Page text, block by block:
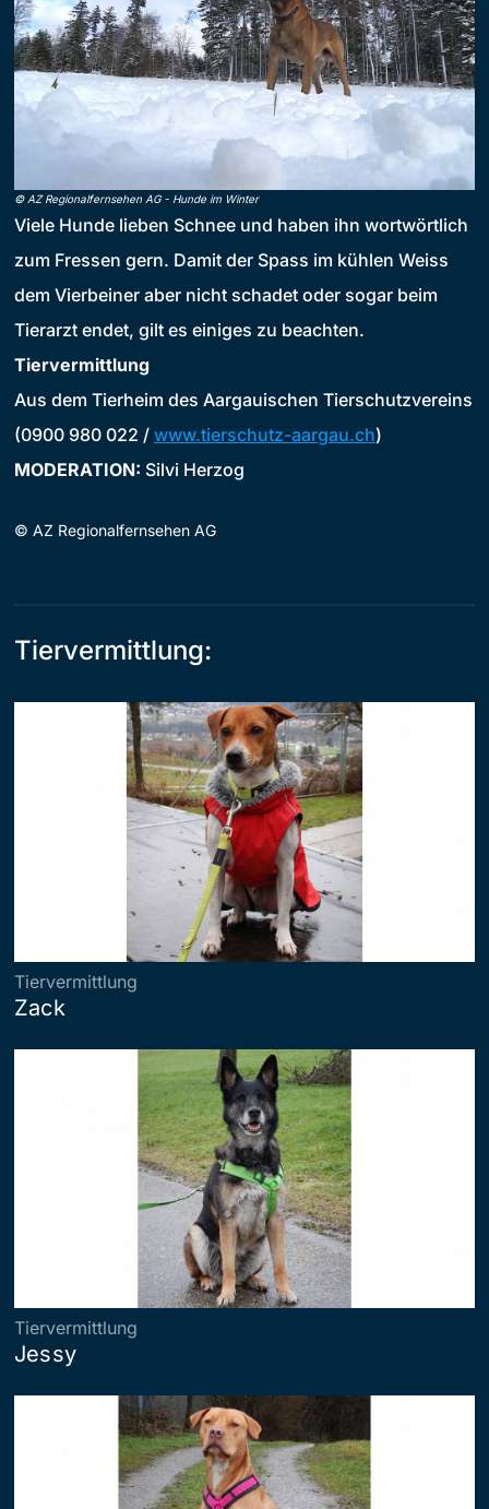
© AZ Regionalfernsehen AG- Hunde im Winter
Viele Hunde lieben Schnee und haben ihn wortwörtlich
zum Fressen gern. Damit der Spass im kühlen Weiss
dem Vierbeiner aber nicht schadet oder sogar beim
Tierarzt endet, gilt es einiges zu beachten.
Tiervermittlung
Aus dem Tierheim des Aargauischen Tierschutzvereins
(0900 980 022 / www.tierschutz-aargau.ch)
MODERATION: Silvi Herzog
© AZ Regionalfernsehen AG
Tiervermittlung:
Tiervermittlung
Zack
Tiervermittlung
Jessy